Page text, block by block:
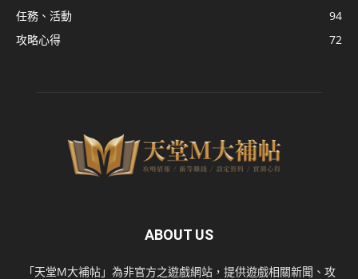
任務、活動
94
攻略心得
72
ABOUT US
「天堂M大補帖」為非官方之遊戲網站，提供遊戲相關新聞、攻